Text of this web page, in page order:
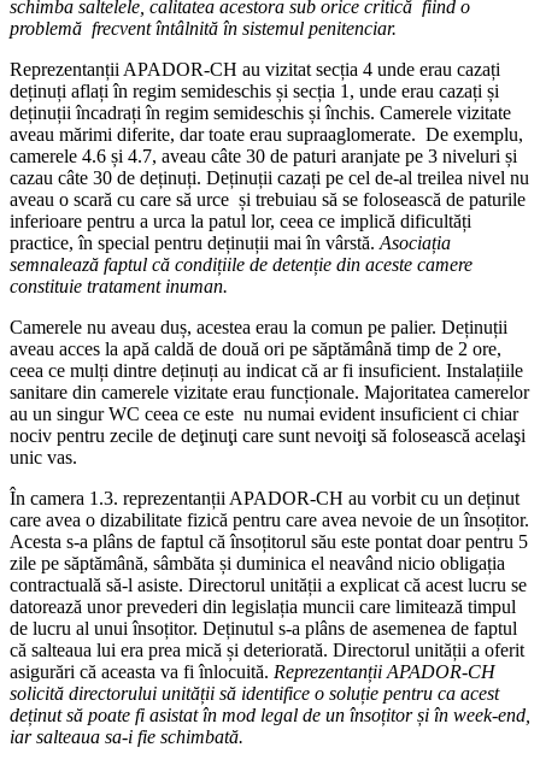
schimba saltelele, calitatea acestora sub orice critică fiind o
problemă frecvent întâlnită în sistemul penitenciar.
Reprezentanții APADOR-CH au vizitat secția 4 unde erau cazați
deținuți aflați în regim semideschis și secția 1, unde erau cazați și
deținuții încadrați în regim semideschis și închis. Camerele vizitate
aveau mărimi diferite, dar toate erau supraaglomerate. De exemplu,
camerele 4.6 și 4.7, aveau câte 30 de paturi aranjate pe 3 niveluri și
cazau câte 30 de deținuți. Deținuții cazați pe cel de-al treilea nivel nu
aveau o scară cu care să urce și trebuiau să se folosească de paturile
inferioare pentru a urca la patul lor, ceea ce implică dificultăți
practice, în special pentru deținuții mai în vârstă. Asociația
semnalează faptul că condițiile de detenție din aceste camere
constituie tratament inuman.
Camerele nu aveau duș, acestea erau la comun pe palier. Deținuții
aveau acces la apă caldă de două ori pe săptămână timp de 2 ore,
ceea ce mulți dintre deținuți au indicat că ar fi insuficient. Instalațiile
sanitare din camerele vizitate erau funcționale. Majoritatea camerelor
au un singur WC ceea ce este nu numai evident insuficient ci chiar
nociv pentru zecile de deţinuţi care sunt nevoiţi să folosească acelaşi
unic vas.
În camera 1.3. reprezentanții APADOR-CH au vorbit cu un deținut
care avea o dizabilitate fizică pentru care avea nevoie de un însoțitor.
Acesta s-a plâns de faptul că însoțitorul său este pontat doar pentru 5
zile pe săptămână, sâmbăta și duminica el neavând nicio obligația
contractuală să-l asiste. Directorul unității a explicat că acest lucru se
datorează unor prevederi din legislația muncii care limitează timpul
de lucru al unui însoțitor. Deținutul s-a plâns de asemenea de faptul
că salteaua lui era prea mică și deteriorată. Directorul unității a oferit
asigurări că aceasta va fi înlocuită. Reprezentanții APADOR-CH
solicită directorului unității să identifice o soluție pentru ca acest
deținut să poate fi asistat în mod legal de un însoțitor și în week-end,
iar salteaua sa-i fie schimbată.